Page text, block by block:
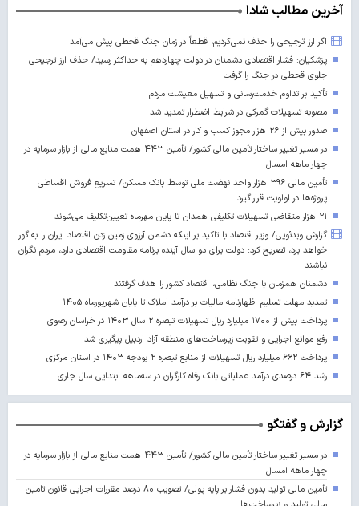
آخرین مطالب شادا
اگر ارز ترجیحی را حذف نمی‌کردیم، قطعاً در زمان جنگ قحطی پیش می‌آمد
پزشکیان: فشار اقتصادی دشمنان در دولت چهاردهم به حداکثر رسید/ حذف ارز ترجیحی
جلوی قحطی در جنگ را گرفت
تأکید بر تداوم خدمت‌رسانی و تسهیل معیشت مردم
مصوبه تسهیلات گمرکی در شرایط اضطرار تمدید شد
صدور بیش از ۲۶ هزار مجوز کسب‌ و کار در استان اصفهان
در مسیر تغییر ساختار تأمین مالی کشور/ تأمین ۴۴۳ همت منابع مالی از بازار سرمایه در
چهار ماهه امسال
تأمین مالی ۳۹۶ هزار واحد نهضت ملی توسط بانک مسکن/ تسریع فروش اقساطی
پروژه‌ها در اولویت قرار گیرد
۲۱ هزار متقاضی تسهیلات تکلیفی همدان تا پایان مهرماه تعیین‌تکلیف می‌شوند
گزارش ویدئویی/ وزیر اقتصاد با تاکید بر اینکه دشمن آرزوی زمین زدن اقتصاد ایران را به گور
خواهد برد، تصریح کرد: دولت برای دو سال آینده برنامه مقاومت اقتصادی دارد، مردم نگران
نباشند
دشمنان همزمان با جنگ نظامی، اقتصاد کشور را هدف گرفتند
تمدید مهلت تسلیم اظهارنامه مالیات بر درآمد املاک تا پایان شهریورماه ۱۴۰۵
پرداخت بیش از ۱۷۰۰ میلیارد ریال تسهیلات تبصره ۲ سال ۱۴۰۳ در خراسان رضوی
رفع موانع اجرایی و تقویت زیرساخت‌های منطقه آزاد اردبیل پیگیری شد
پرداخت ۶۶۲ میلیارد ریال تسهیلات از منابع تبصره ۲ بودجه ۱۴۰۳ در استان مرکزی
رشد ۶۴ درصدی درآمد عملیاتی بانک رفاه کارگران در سه‌ماهه ابتدایی سال جاری
گزارش و گفتگو
در مسیر تغییر ساختار تأمین مالی کشور/ تأمین ۴۴۳ همت منابع مالی از بازار سرمایه در
چهار ماهه امسال
تأمین مالی تولید بدون فشار بر پایه پولی/ تصویب ۸۰ درصد مقررات اجرایی قانون تامین